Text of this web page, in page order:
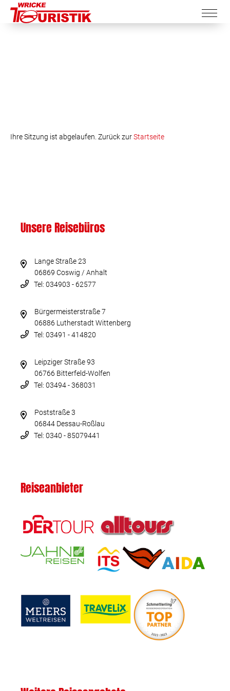
Ihre Sitzung ist abgelaufen. Zurück zurStartseite
Unsere Reisebüros
Lange Straße 23
06869 Coswig / Anhalt
Tel: 034903 - 62577
Bürgermeisterstraße 7
06886 Lutherstadt Wittenberg
Tel: 03491 - 414820
Leipziger Straße 93
06766 Bitterfeld-Wolfen
Tel: 03494 - 368031
Poststraße 3
06844 Dessau-Roßlau
Tel: 0340 - 85079441
Reiseanbieter